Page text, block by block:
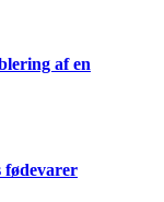
af en
fødevarer